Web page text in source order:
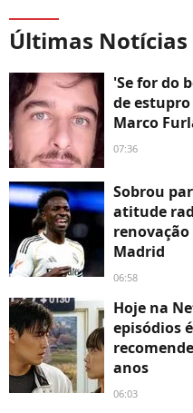
Últimas Notícias
'Se for do
de
Marco
07:36
Sobrou
atitude
renovação
Madrid
06:58
Hoje na
episódios
anos
06:03